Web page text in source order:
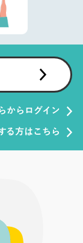
からログイン
る方はこちら